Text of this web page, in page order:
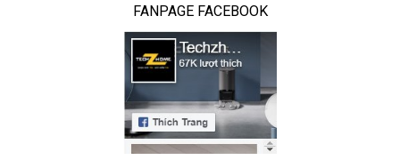
Tineco Chorus Pro ở chế độ hút bụi được sử dụng hệ
thống lọc 5 cấp mạnh mẽ và sạch hơn
Toàn bộ máy được khép kín và có 5 cấp độ lọc. Lọc hiệu
quả 99,97% bụi mịn có kích thước nhỏ tới 0,3 micromet, thải
ra ngoài không khí sạch trong lành, bảo vệ sức khỏe cho
môi trường gia đình bạn
FANPAGE FACEBOOK